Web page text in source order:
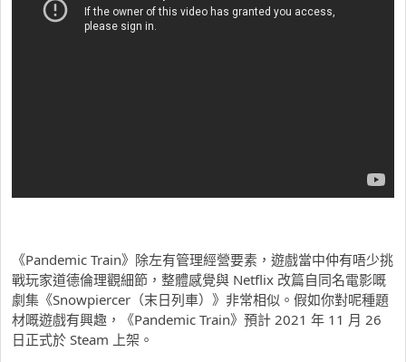
《Pandemic Train》除左有管理經營要素，遊戲當中仲有唔少挑
戰玩家道德倫理觀細節，整體感覺與 Netflix 改篇自同名電影嘅
劇集《Snowpiercer（末日列車）》非常相似。假如你對呢種題
材嘅遊戲有興趣，《Pandemic Train》預計 2021 年 11 月 26
日正式於 Steam 上架。